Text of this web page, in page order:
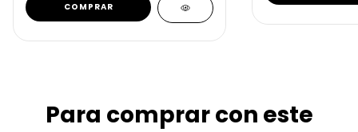
COMPRAR
Para comprar con este